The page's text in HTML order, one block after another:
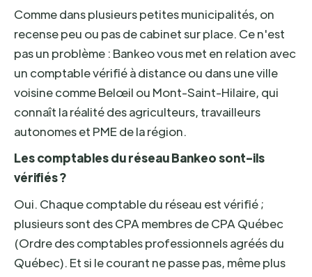
Comme dans plusieurs petites municipalités, on
recense peu ou pas de cabinet sur place. Ce n'est
pas un problème : Bankeo vous met en relation avec
un comptable vérifié à distance ou dans une ville
voisine comme Belœil ou Mont-Saint-Hilaire, qui
connaît la réalité des agriculteurs, travailleurs
autonomes et PME de la région.
Les comptables du réseau Bankeo sont-ils
vérifiés ?
Oui. Chaque comptable du réseau est vérifié ;
plusieurs sont des CPA membres de CPA Québec
(Ordre des comptables professionnels agréés du
Québec). Et si le courant ne passe pas, même plus